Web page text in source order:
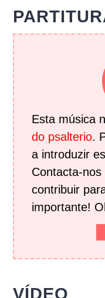
Esta música
do psalterio.
a introduzir
Contacta-
contribuir
importante!
VÍDEO